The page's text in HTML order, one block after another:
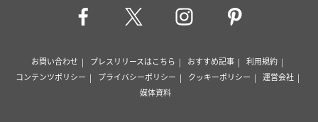
お問い合わせ プレスリリースはこちら おすすめ記事
利用規約
コンテンツポリシー
プライバシーポリシー クッキーポリシー
運営会社
媒体資料